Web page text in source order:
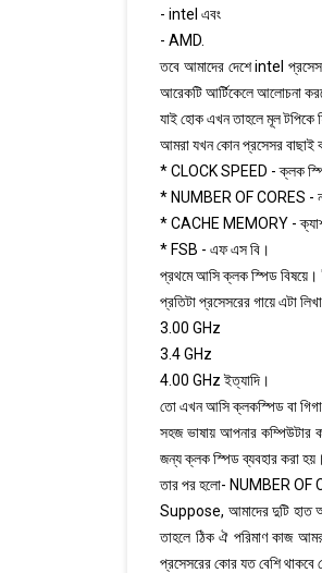
- intel এবং
- AMD.
তবে আমাদের দেশে intel
আরেকটি আর্টিকেলে আলোচনা
যাই হোক এখন তাহলে মূল টপিকে
আমরা যখন কোন প্রসেসর বাছাই
* CLOCK SPEED - ক্লক
* NUMBER OF CORES -
* CACHE MEMORY - ক্যাশ
* FSB - এফ এস বি।
প্রথমে আসি ক্লক স্পিড বিষয়ে।
প্রতিটা প্রসেসরের গায়ে এটা
3.00 GHz
3.4 GHz
4.00 GHz ইত্যাদি।
তো এখন আসি ক্লকস্পিড বা
সহজ ভাষায় আপনার কম্পিউটার
জন্য ক্লক স্পিড ব্যবহার করা হয়।
তার পর হলো- NUMBER OF
Suppose, আমাদের দুটি হাত
তাহলে ঠিক ঐ পরিমাণ কাজ
প্রসেসরের কোর যত বেশি থাকবে